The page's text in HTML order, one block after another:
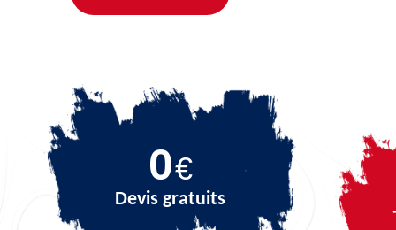
0€
Devis gratuits